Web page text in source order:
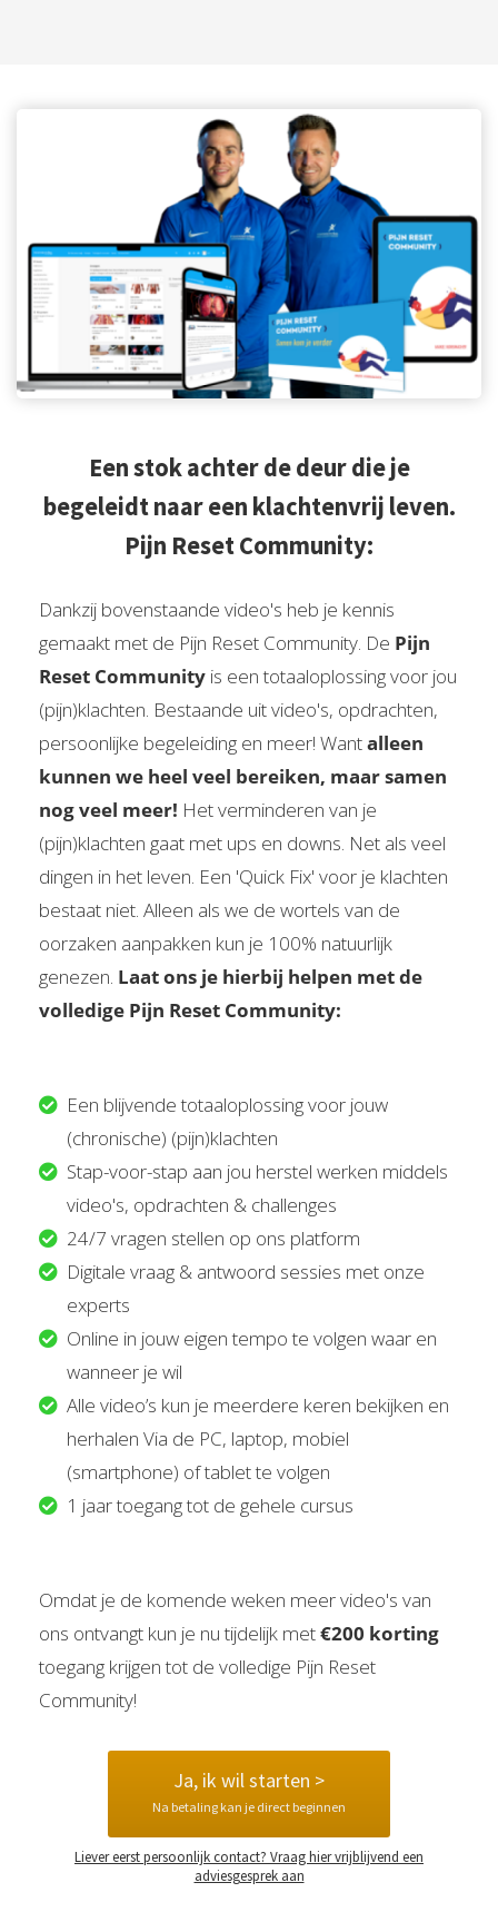
Een stok achter de deur die je
begeleidt naar een klachtenvrij leven.
Pijn Reset Community:
Dankzij bovenstaande video's heb je kennis
gemaakt met de Pijn Reset Community. De Pijn
Reset Community is een totaaloplossing voor jou
(pijn)klachten. Bestaande uit video's, opdrachten,
persoonlijke begeleiding en meer! Wantalleen
kunnen we heel veel bereiken, maar samen
nog veel meer! Het verminderen van je
(pijn)klachten gaat met ups en downs. Net als veel
dingen in het leven. Een 'Quick Fix' voor je klachten
bestaat niet. Alleen als we de wortels van de
oorzaken aanpakken kun je 100% natuurlijk
genezen. Laat ons je hierbij helpen met de
volledige Pijn Reset Community:
Een blijvende totaaloplossing voor jouw
(chronische) (pijn)klachten
Stap-voor-stap aan jou herstel werken middels
video's, opdrachten & challenges
24/7 vragen stellen op ons platform
Digitale vraag & antwoord sessies met onze
experts
Online in jouw eigen tempo te volgen waar en
wanneer je wil
Alle video’s kun je meerdere keren bekijken en
herhalen Via de PC, laptop, mobiel
(smartphone) of tablet te volgen
1 jaar toegang tot de gehele cursus
Omdat je de komende weken meer video's van
ons ontvangt kun je nu tijdelijk met€200 korting
toegang krijgen tot de volledige Pijn Reset
Community!
Ja, ik wil starten >
Na betaling kan je direct beginnen
Liever eerst persoonlijk contact? Vraag hier vrijblijvend een
adviesgesprek aan